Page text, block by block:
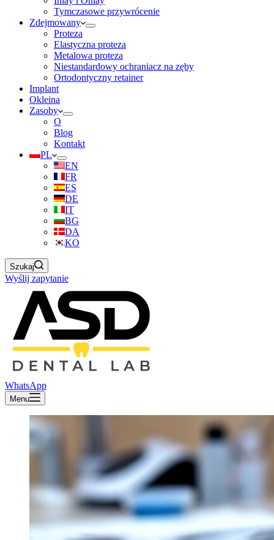
Tymczasowe przywrócenie
Zdejmowany
Proteza
Elastyczna proteza
Metalowa proteza
Niestandardowy ochraniacz na zęby
Ortodontyczny retainer
Implant
Okleina
Zasoby
O
Blog
Kontakt
PL
EN
FR
ES
DE
IT
BG
DA
KO
Szukaj
Wyślij zapytanie
WhatsApp
Menu